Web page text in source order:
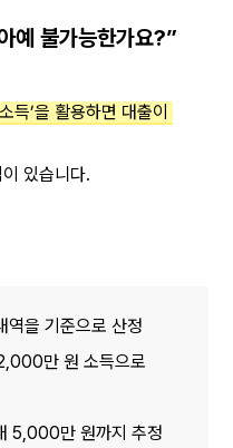
예 불가능한가요?”
득’을 활용하면 대출이
있습니다.
역을 기준으로 산정
만 원 소득으로
5,000만 원까지 추정